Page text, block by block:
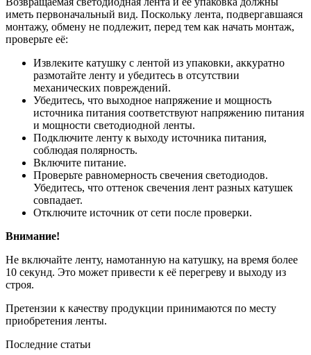
иметь первоначальный вид. Поскольку лента, подвергавшаяся
монтажу, обмену не подлежит, перед тем как начать монтаж,
проверьте её:
Извлеките катушку с лентой из упаковки, аккуратно
размотайте ленту и убедитесь в отсутствии
механических повреждений.
Убедитесь, что выходное напряжение и мощность
источника питания соответствуют напряжению питания
и мощности светодиодной ленты.
Подключите ленту к выходу источника питания,
соблюдая полярность.
Включите питание.
Проверьте равномерность свечения светодиодов.
Убедитесь, что оттенок свечения лент разных катушек
совпадает.
Отключите источник от сети после проверки.
Внимание!
Не включайте ленту, намотанную на катушку, на время более
10 секунд. Это может привести к её перегреву и выходу из
строя.
Претензии к качеству продукции принимаются по месту
приобретения ленты.
Последние статьи